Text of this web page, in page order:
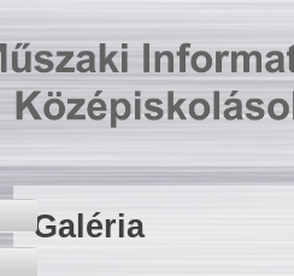
Galéria